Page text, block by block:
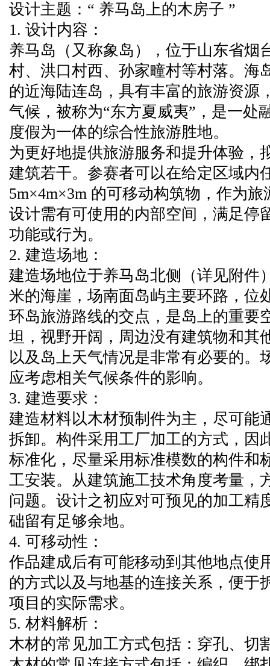
设计主题：“ 养马岛上的木房子 ”
1. 设计内容：
养马岛（又称象岛），位于山东省烟
村、洪口村西、孙家疃村等村落。海
的近海陆连岛，具有丰富的旅游资源
气候，被称为“东方夏威夷”，是一处
度假为一体的综合性旅游胜地。
为更好地提供旅游服务和提升体验，
建筑若干。参赛者可以在给定区域内
5m×4m×3m 的可移动构筑物，作为
设计需有可使用的内部空间，满足停
功能或行为。
2. 建造场地：
建造场地位于养马岛北侧（详见附件
米的海崖，场南面岛屿主要环路，位
环岛旅游路线的交点，是岛上的重要
坦，视野开阔，周边没有建筑物和其
以及岛上天气情况是非常有必要的。
应考虑相关气候条件的影响。
3. 建造要求：
建造材料以木材预制件为主，尽可能
拆卸。构件采用工厂加工的方式，因
标准化，尽量采用标准模数的构件和
工安装。从建筑施工技术角度考量，
问题。设计之初应对可预见的加工精
础留有足够余地。
4. 可移动性：
作品建成后有可能移动到其他地点使
的方式以及与地基的连接关系，便于
项目的实际需求。
5. 材料解析：
木材的常见加工方式包括：穿孔、切